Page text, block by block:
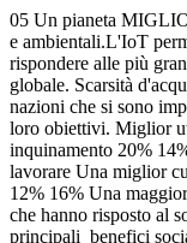
05 Un pianeta
e ambientali.L'IoT
rispondere alle più
globale. Scarsità
nazioni che si sono
loro obiettivi. Miglior
inquinamento 20%
lavorare Una miglior
12% 16% Una
che hanno risposto al
principali benefici